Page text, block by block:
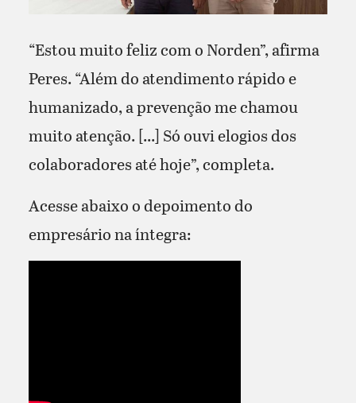
“Estou muito feliz com o Norden”, afirma
Peres. “Além do atendimento rápido e
humanizado, a prevenção me chamou
muito atenção. [...] Só ouvi elogios dos
colaboradores até hoje”, completa.
Acesse abaixo o depoimento do
empresário na íntegra: